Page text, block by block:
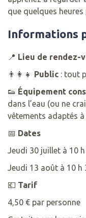
que quelques heures
Informations
📍 Lieu de rendez-
👨‍👩‍👧 Public : tout
👟 Équipement
dans l’eau (ou ne
vêtements adaptés
📅 Dates
Jeudi 30 juillet à 10
Jeudi 13 août à 10 h
💶 Tarif
4,50 € par personne